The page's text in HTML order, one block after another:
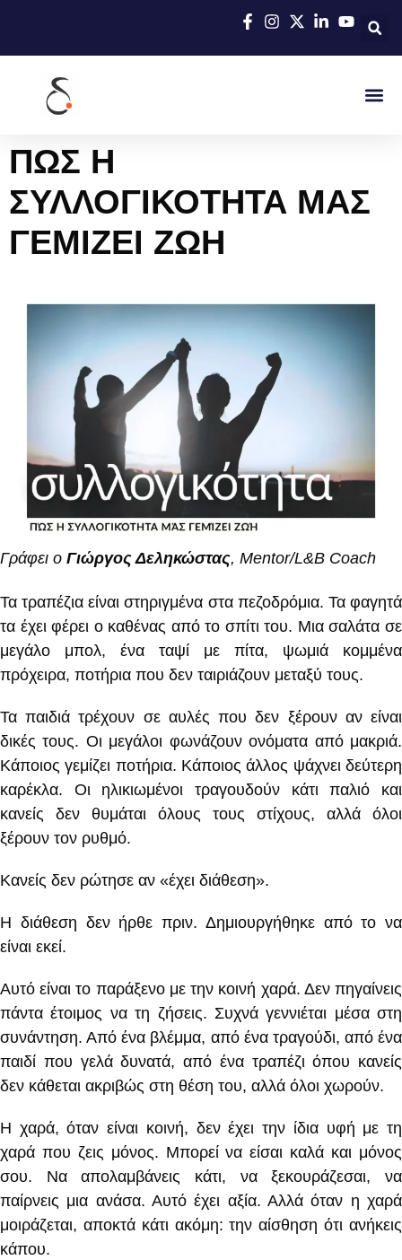
ΠΩΣ Η
ΣΥΛΛΟΓΙΚΟΤΗΤΑ ΜΑΣ
ΓΕΜΙΖΕΙ ΖΩΗ
Γράφει ο Γιώργος Δεληκώστας, Mentor/L&B Coach
Τα τραπέζια είναι στηριγμένα στα πεζοδρόμια. Τα φαγητά
τα έχει φέρει ο καθένας από το σπίτι του. Μια σαλάτα σε
μεγάλο μπολ, ένα ταψί με πίτα, ψωμιά κομμένα
πρόχειρα, ποτήρια που δεν ταιριάζουν μεταξύ τους.
Τα παιδιά τρέχουν σε αυλές που δεν ξέρουν αν είναι
δικές τους. Οι μεγάλοι φωνάζουν ονόματα από μακριά.
Κάποιος γεμίζει ποτήρια. Κάποιος άλλος ψάχνει δεύτερη
καρέκλα. Οι ηλικιωμένοι τραγουδούν κάτι παλιό και
κανείς δεν θυμάται όλους τους στίχους, αλλά όλοι
ξέρουν τον ρυθμό.
Κανείς δεν ρώτησε αν «έχει διάθεση».
Η διάθεση δεν ήρθε πριν. Δημιουργήθηκε από το να
είναι εκεί.
Αυτό είναι το παράξενο με την κοινή χαρά. Δεν πηγαίνεις
πάντα έτοιμος να τη ζήσεις. Συχνά γεννιέται μέσα στη
συνάντηση. Από ένα βλέμμα, από ένα τραγούδι, από ένα
παιδί που γελά δυνατά, από ένα τραπέζι όπου κανείς
δεν κάθεται ακριβώς στη θέση του, αλλά όλοι χωρούν.
Η χαρά, όταν είναι κοινή, δεν έχει την ίδια υφή με τη
χαρά που ζεις μόνος. Μπορεί να είσαι καλά και μόνος
σου. Να απολαμβάνεις κάτι, να ξεκουράζεσαι, να
παίρνεις μια ανάσα. Αυτό έχει αξία. Αλλά όταν η χαρά
μοιράζεται, αποκτά κάτι ακόμη: την αίσθηση ότι ανήκεις
κάπου.